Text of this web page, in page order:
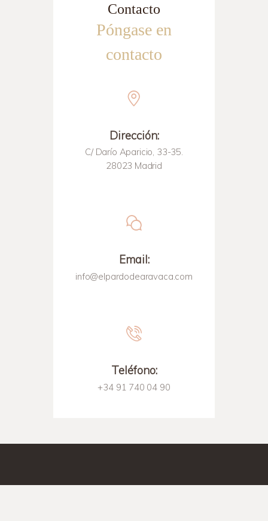
Contacto
Póngase en
contacto
Dirección:
C/ Darío Aparicio, 33-35.
28023 Madrid
Email:
info@elpardodearavaca.com
Teléfono:
+34 91 740 04 90